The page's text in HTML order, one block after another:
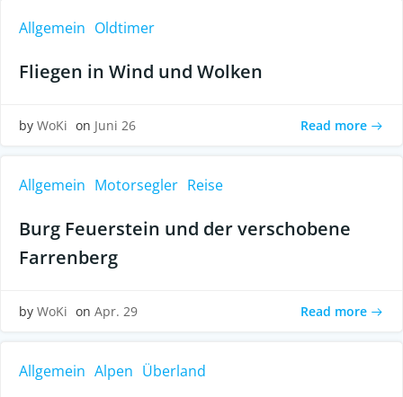
Allgemein Oldtimer
Fliegen in Wind und Wolken
by WoKi on Juni 26 Read more
Allgemein Motorsegler Reise
Burg Feuerstein und der verschobene
Farrenberg
by WoKi on Apr. 29 Read more
Allgemein Alpen Überland